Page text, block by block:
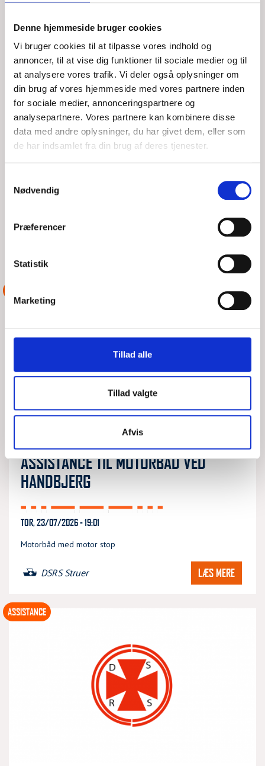
Denne hjemmeside bruger cookies
Vi bruger cookies til at tilpasse vores indhold og
annoncer, til at vise dig funktioner til sociale medier og til
at analysere vores trafik. Vi deler også oplysninger om
din brug af vores hjemmeside med vores partnere inden
for sociale medier, annonceringspartnere og
analysepartnere. Vores partnere kan kombinere disse
data med andre oplysninger, du har givet dem, eller som
de har indsamlet fra din brug af deres tjenester.
Nødvendig
Præferencer
Statistik
Marketing
Tillad alle
Tillad valgte
Afvis
LM27 MED MOTOR PROBLEMER
LØR, 01/08/2026 - 12:45
til struer havn, ejer mener der ikke kommer diesel til motoren
LÆS MERE
ASSISTANCE TIL MOTORBÅD VED
HANDBJERG
TOR, 23/07/2026 - 19:01
Motorbåd med motor stop
DSRS Struer LÆS MERE
ASSISTANCE